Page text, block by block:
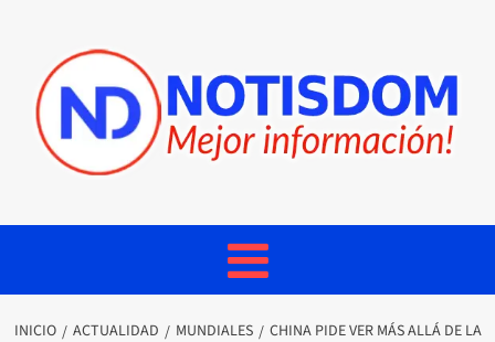
INICIO ACTUALIDAD MUNDIALES
CHINA PIDE VER MÁS ALLÁ DE LA